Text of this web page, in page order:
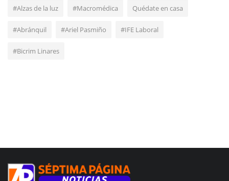
#Alzas de la luz #Macromédica Quédate en casa
#Abránquil #Ariel Pasmiño #IFE Laboral
#Bicrim Linares